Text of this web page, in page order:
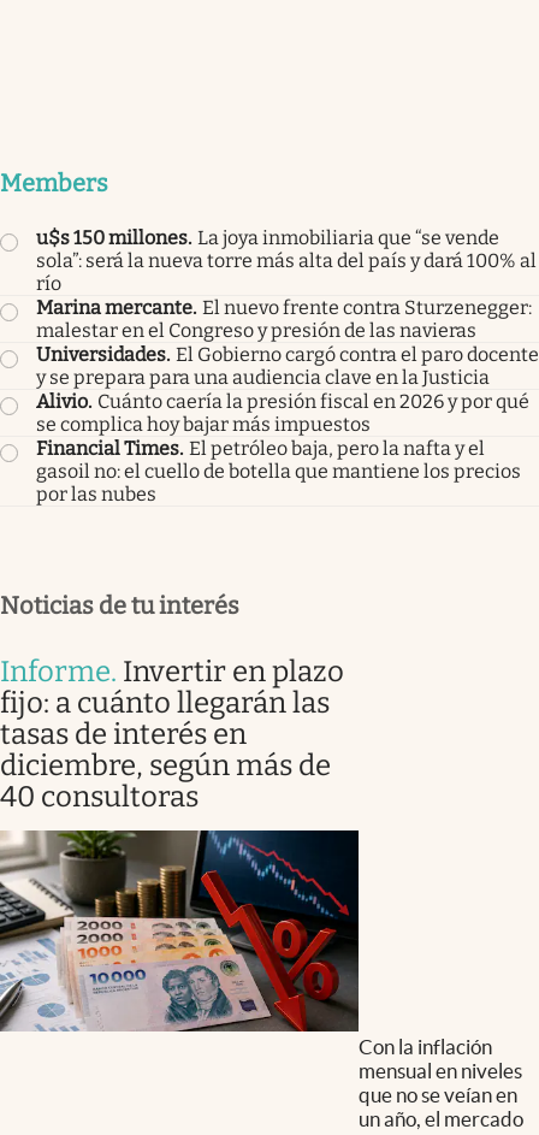
Members
u$s 150 millones. La joya inmobiliaria que “se vende
sola”: será la nueva torre más alta del país y dará 100% al
río
Marina mercante. El nuevo frente contra Sturzenegger:
malestar en el Congreso y presión de las navieras
Universidades. El Gobierno cargó contra el paro docente
y se prepara para una audiencia clave en la Justicia
Alivio. Cuánto caería la presión fiscal en 2026 y por qué
se complica hoy bajar más impuestos
Financial Times. El petróleo baja, pero la nafta y el
gasoil no: el cuello de botella que mantiene los precios
por las nubes
Noticias de tu interés
Informe. Invertir en plazo
fijo: a cuánto llegarán las
tasas de interés en
diciembre, según más de
40 consultoras
Con la inflación
mensual en niveles
que no se veían en
un año, el mercado